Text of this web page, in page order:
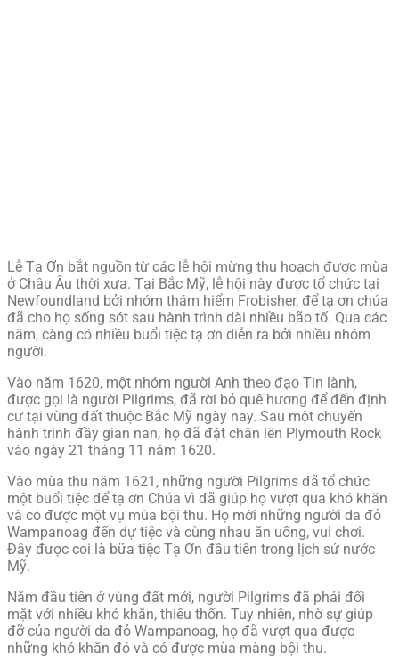
Lễ Tạ Ơn bắt nguồn từ các lễ hội mừng thu hoạch được mùa
ở Châu Âu thời xưa. Tại Bắc Mỹ, lễ hội này được tổ chức tại
Newfoundland bởi nhóm thám hiểm Frobisher, để tạ ơn chúa
đã cho họ sống sót sau hành trình dài nhiều bão tố. Qua các
năm, càng có nhiều buổi tiệc tạ ơn diễn ra bởi nhiều nhóm
người.
Vào năm 1620, một nhóm người Anh theo đạo Tin lành,
được gọi là người Pilgrims, đã rời bỏ quê hương để đến định
cư tại vùng đất thuộc Bắc Mỹ ngày nay. Sau một chuyến
hành trình đầy gian nan, họ đã đặt chân lên Plymouth Rock
vào ngày 21 tháng 11 năm 1620.
Vào mùa thu năm 1621, những người Pilgrims đã tổ chức
một buổi tiệc để tạ ơn Chúa vì đã giúp họ vượt qua khó khăn
và có được một vụ mùa bội thu. Họ mời những người da đỏ
Wampanoag đến dự tiệc và cùng nhau ăn uống, vui chơi.
Đây được coi là bữa tiệc Tạ Ơn đầu tiên trong lịch sử nước
Mỹ.
Năm đầu tiên ở vùng đất mới, người Pilgrims đã phải đối
mặt với nhiều khó khăn, thiếu thốn. Tuy nhiên, nhờ sự giúp
đỡ của người da đỏ Wampanoag, họ đã vượt qua được
những khó khăn đó và có được mùa màng bội thu.